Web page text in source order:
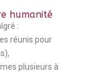
humanité
:
réunis pour
plusieurs à